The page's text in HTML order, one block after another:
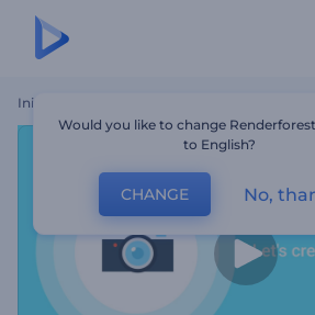
Inicio Promoción Creativa De
Would you like to change
to English?
CHANGE No,